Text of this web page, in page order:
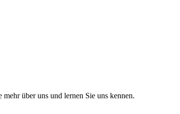
über uns und lernen Sie uns kennen.